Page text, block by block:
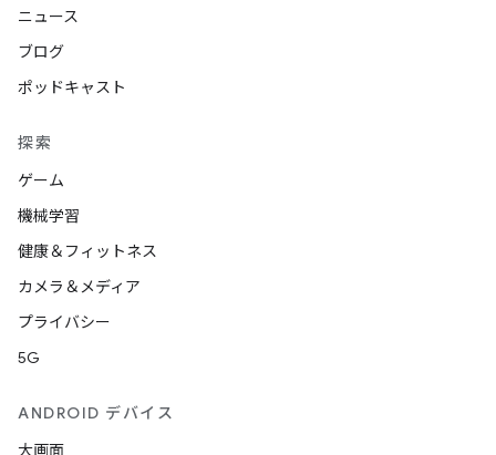
ニュース
ブログ
ポッドキャスト
探索
ゲーム
機械学習
健康＆フィットネス
カメラ＆メディア
プライバシー
5G
ANDROID デバイス
大画面